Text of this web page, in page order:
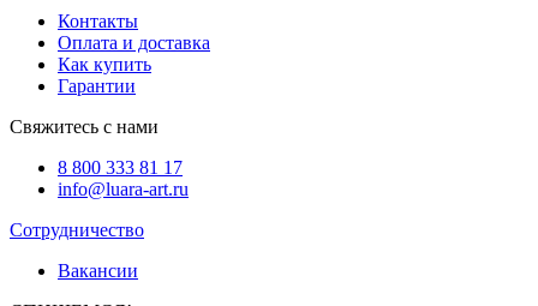
Контакты
Оплата и доставка
Как купить
Гарантии
Свяжитесь с нами
8 800 333 81 17
info@luara-art.ru
Сотрудничество
Вакансии